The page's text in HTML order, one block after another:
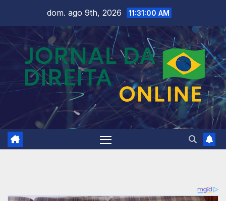
content
dom. ago 9th, 2026 11:31:02 AM